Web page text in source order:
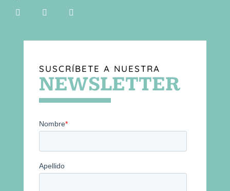
SUSCRÍBETE A NUESTRA
NEWSLETTER